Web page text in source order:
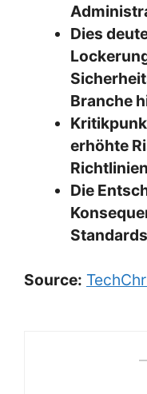
Dies
Branche
erhöhte
Die
Source: